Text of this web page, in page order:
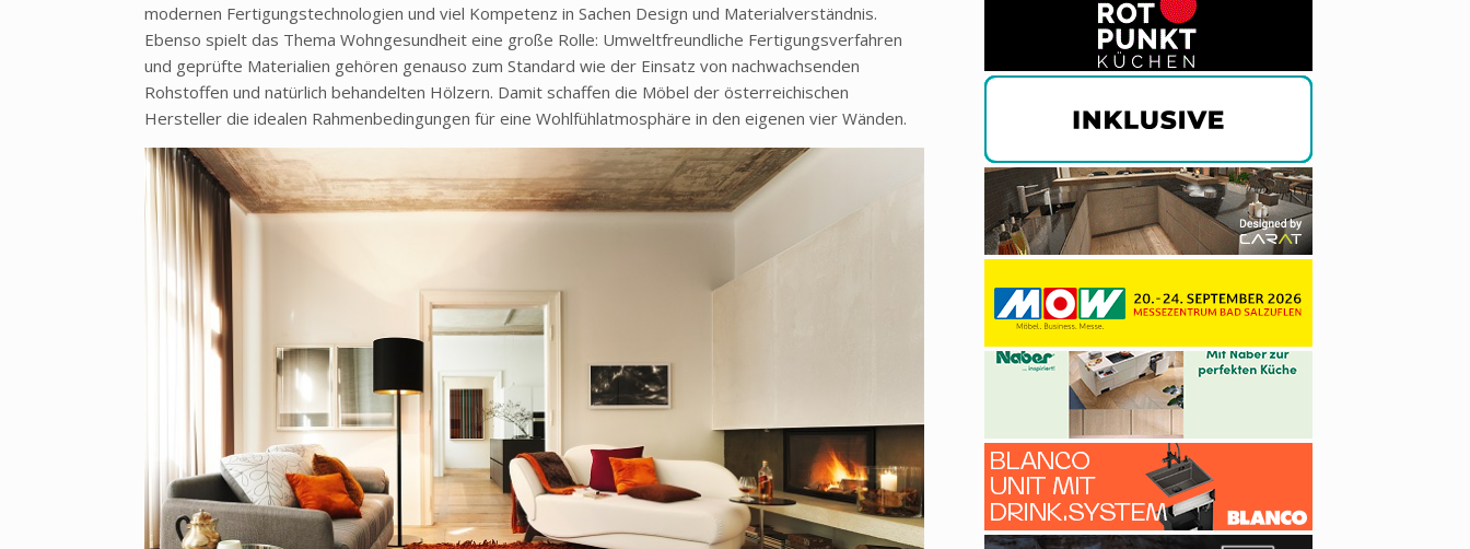
modernen Fertigungstechnologien und viel Kompetenz in Sachen Design und Materialverständnis.
Ebenso spielt das Thema Wohngesundheit eine große Rolle: Umweltfreundliche Fertigungsverfahren
und geprüfte Materialien gehören genauso zum Standard wie der Einsatz von nachwachsenden
Rohstoffen und natürlich behandelten Hölzern. Damit schaffen die Möbel der österreichischen
Hersteller die idealen Rahmenbedingungen für eine Wohlfühlatmosphäre in den eigenen vier Wänden.